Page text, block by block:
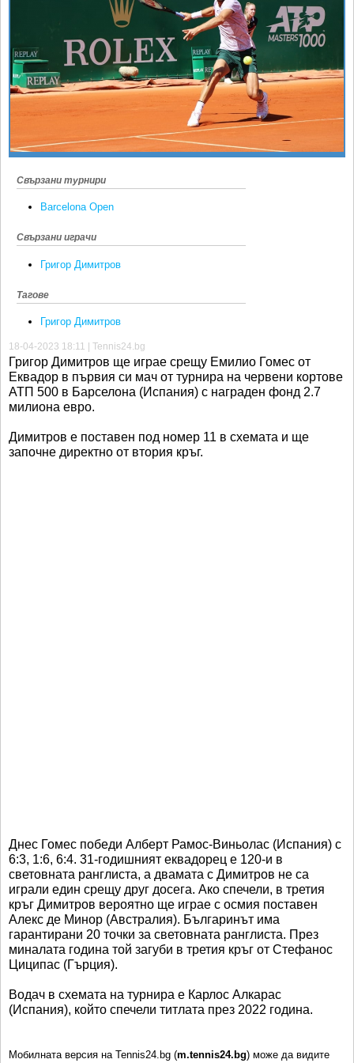
БЛОГ
ВИДЕО
ЖЪЛТО
РАКЕТНИ
Други
Любители
Свързани турнири
Barcelona Open
Свързани играчи
Григор Димитров
Тагове
Григор Димитров
18-04-2023 18:11 | Tennis24.bg
Григор Димитров ще играе срещу Емилио Гомес от
Еквадор в първия си мач от турнира на червени кортове
АТП 500 в Барселона (Испания) с награден фонд 2.7
милиона евро.
Димитров е поставен под номер 11 в схемата и ще
започне директно от втория кръг.
Днес Гомес победи Алберт Рамос-Виньолас (Испания) с
6:3, 1:6, 6:4. 31-годишният еквадорец е 120-и в
световната ранглиста, а двамата с Димитров не са
играли един срещу друг досега. Ако спечели, в третия
кръг Димитров вероятно ще играе с осмия поставен
Алекс де Минор (Австралия). Българинът има
гарантирани 20 точки за световната ранглиста. През
миналата година той загуби в третия кръг от Стефанос
Циципас (Гърция).
Водач в схемата на турнира е Карлос Алкарас
(Испания), който спечели титлата през 2022 година.
Мобилната версия на Tennis24.bg (m.tennis24.bg) може да видите